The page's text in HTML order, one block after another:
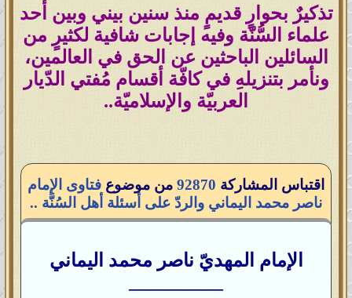
تذكيرٌ بحوارٍ قديمٍ منذ سنين بيني وبين أحد
علماء السُّنّة وفيه إجابات شافية لكثيرٍ من
السائلين الباحثين عن الحق في العالمين،
ونأمر بتنزيلهِ في كافّة أقسام مُفتي الدّيار
العربيّة والإسلاميّة..
اقتباس المشاركة 92870 من موضوع فتاوى الإمام
ناصر محمد اليماني والردّ على أسئلة أهل السُنَّة ..
الإمام المهديّ ناصر محمد اليماني